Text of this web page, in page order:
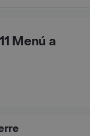
Menú a